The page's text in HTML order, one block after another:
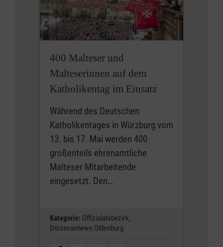
400 Malteser und
Malteserinnen auf dem
Katholikentag im Einsatz
Während des Deutschen
Katholikentages in Würzburg vom
13. bis 17. Mai werden 400
großenteils ehrenamtliche
Malteser Mitarbeitende
eingesetzt. Den…
Kategorie: Offizialatsbezirk,
Diözesannews Oldenburg